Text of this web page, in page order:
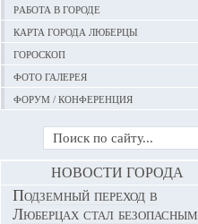
Работа в городе
Карта города Люберцы
Гороскоп
Фото галерея
Форум / конференция
НОВОСТИ ГОРОДА
Подземный переход в
Люберцах стал безопасным